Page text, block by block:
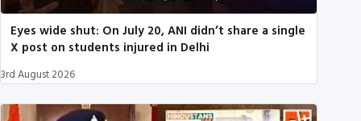
Eyes wide shut: On July 20, ANI didn’t share a single
X post on students injured in Delhi
3rd August 2026